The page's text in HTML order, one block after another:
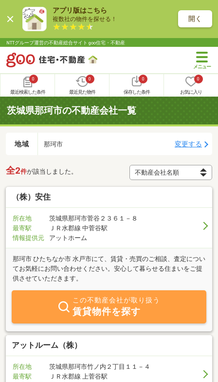
アプリ版はこちら
複数社の物件を探せる！ 開く
NTTグループ運営の不動産総合サイト goo住宅・不動産
0
最近検索した条件
0
最近見た物件
0
保存した条件
0
お気に入り
茨城県那珂市の不動産会社一覧
地域 那珂市 変更する
全2件が該当しました。
（株）安住
所在地
茨城県那珂市菅谷２３６１－８
最寄駅
ＪＲ水郡線 中菅谷駅
情報提供元
アットホーム
那珂市 ひたちなか市 水戸市にて、賃貸・売買のご相談、査定につい
てお気軽にお問い合わせください。安心して暮らせる住まいをご提
供させていただきます。
この不動産会社が取り扱う
賃貸物件を探す
アットルーム（株）
所在地
茨城県那珂市竹ノ内２丁目１１－４
最寄駅
ＪＲ水郡線 上菅谷駅